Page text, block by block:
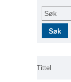
Søk
Søk
Tittel